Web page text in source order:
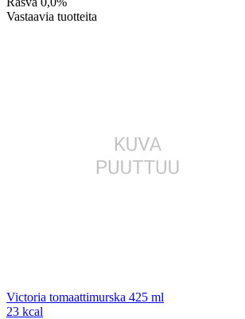
Vastaavia tuotteita
Victoria tomaattimurska 425 ml
23 kcal